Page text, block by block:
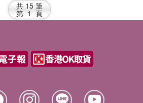
共 15 筆
第 1 頁